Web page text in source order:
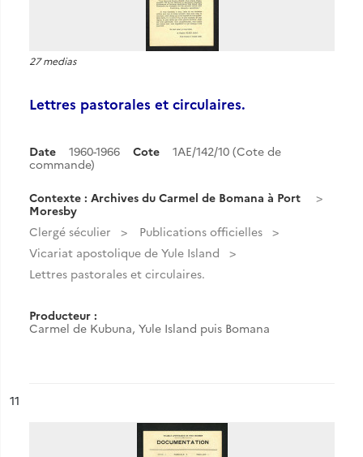
27 medias
Lettres pastorales et circulaires.
Date 1960-1966 Cote
1AE/142/10 (Cote de
commande)
Contexte : Archives du Carmel de Bomana à Port
Moresby
Clergé séculier
Publications officielles
Vicariat apostolique de Yule Island
Lettres pastorales et circulaires.
Producteur :
Carmel de Kubuna, Yule Island puis Bomana
n°
11